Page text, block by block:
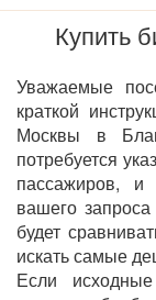
Купить
Уважаемые
краткой
Москвы в
потребуется
пассажиров, и
вашего
будет
искать самые
Если